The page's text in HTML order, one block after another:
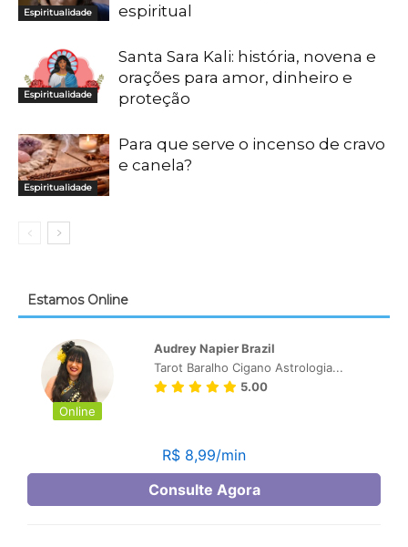
Espiritualidade
espiritual
Espiritualidade
Santa Sara Kali: história, novena e
orações para amor, dinheiro e
proteção
Espiritualidade
Para que serve o incenso de cravo
e canela?
Estamos Online